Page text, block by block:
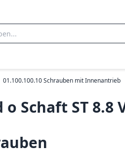
01.100.100.10 Schrauben mit Innenantrieb
Schaft ST 8.8